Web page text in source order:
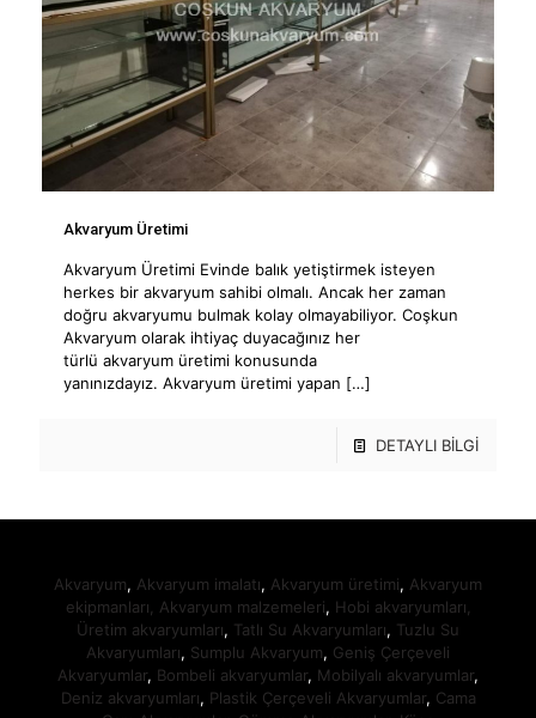
Akvaryum Üretimi
Akvaryum Üretimi Evinde balık yetiştirmek isteyen
herkes bir akvaryum sahibi olmalı. Ancak her zaman
doğru akvaryumu bulmak kolay olmayabiliyor. Coşkun
Akvaryum olarak ihtiyaç duyacağınız her
türlü akvaryum üretimi konusunda
yanınızdayız. Akvaryum üretimi yapan […]
DETAYLI BİLGİ
Akvaryum, Akvaryum imalatı, Akvaryum üretimi, Akvaryum
ekipmanları,
Akvaryum malzemeleri, Hobi akvaryumları,
Üretim akvaryumları, Tatlı Su Akvaryumları, Tuzlu Su
Akvaryumları, Sumplu Akvaryum, Geniş Çerçeveli
Akvaryumlar, Bombeli akvaryumlar, Mobilyalı akvaryumlar,
Deniz akvaryumları, Plastik Çerçeveli Akvaryumlar, Cama